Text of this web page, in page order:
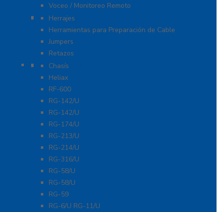
Voceo / Monitoreo Remoto
Cables
Herrajes
Herramientas para Preparación de Cable
Jumpers
Retazos
Conectores
Chasís
Heliax
RF-600
RG-142/U
RG-142/U
RG-174/U
RG-213/U
RG-214/U
RG-316/U
RG-58/U
RG-58/U
RG-59
RG-6/U RG-11/U